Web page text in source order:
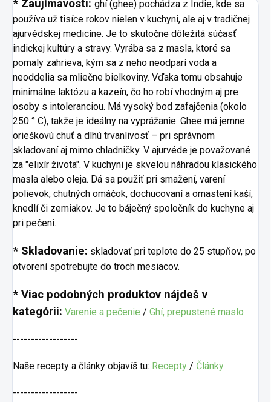
* Zaujímavosti: ghí (ghee) pochádza z Indie, kde sa
používa už tisíce rokov nielen v kuchyni, ale aj v tradičnej
ajurvédskej medicíne. Je to skutočne dôležitá súčasť
indickej kultúry a stravy. Vyrába sa z masla, ktoré sa
pomaly zahrieva, kým sa z neho neodparí voda a
neoddelia sa mliečne bielkoviny. Vďaka tomu obsahuje
minimálne laktózu a kazeín, čo ho robí vhodným aj pre
osoby s intoleranciou. Má vysoký bod zafajčenia (okolo
250 ° C), takže je ideálny na vyprážanie. Ghee má jemne
orieškovú chuť a dlhú trvanlivosť – pri správnom
skladovaní aj mimo chladničky. V ajurvéde je považované
za "elixír života". V kuchyni je skvelou náhradou klasického
masla alebo oleja. Dá sa použiť pri smažení, varení
polievok, chutných omáčok, dochucovaní a omastení kaší,
knedlí či zemiakov. Je to báječný spoločník do kuchyne aj
pri pečení.
* Skladovanie: skladovať pri teplote do 25 stupňov, po
otvorení spotrebujte do troch mesiacov.
* Viac podobných produktov nájdeš v
kategórii: Varenie a pečenie / Ghí, prepustené maslo
------------------
Naše recepty a články objavíš tu: Recepty / Články
------------------